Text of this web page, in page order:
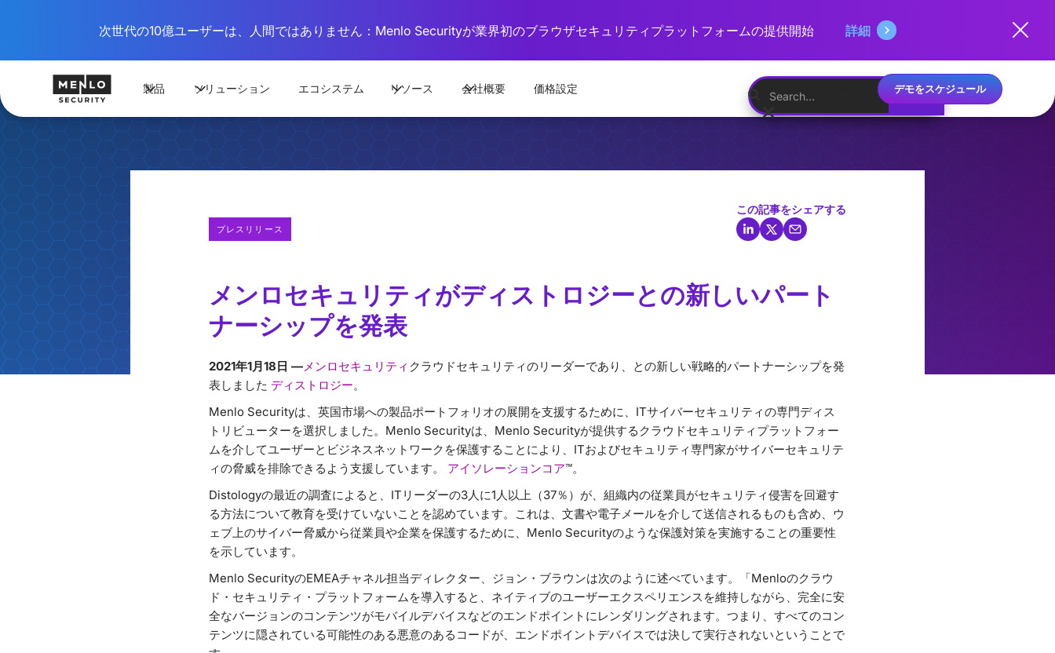
次世代の10億ユーザーは、人間ではありません：Menlo Securityが業界初のブラウザセキュリティプラットフォームの提供開始 詳細
製品 ソリューション エコシステム リソース 会社概要 価格設定 デモをスケジュール
この記事をシェアする
プレスリリース
メンロセキュリティがディストロジーとの新しいパート
ナーシップを発表
2021年1月18日 —メンロセキュリティ クラウドセキュリティのリーダーであり、との新しい戦略的パートナーシップを発
表しました ディストロジー。
Menlo Securityは、英国市場への製品ポートフォリオの展開を支援するために、ITサイバーセキュリティの専門ディス
トリビューターを選択しました。Menlo Securityは、Menlo Securityが提供するクラウドセキュリティプラットフォー
ムを介してユーザーとビジネスネットワークを保護することにより、ITおよびセキュリティ専門家がサイバーセキュリテ
ィの脅威を排除できるよう支援しています。 アイソレーションコア™。
Distologyの最近の調査によると、ITリーダーの3人に1人以上（37％）が、組織内の従業員がセキュリティ侵害を回避す
る方法について教育を受けていないことを認めています。これは、文書や電子メールを介して送信されるものも含め、ウ
ェブ上のサイバー脅威から従業員や企業を保護するために、Menlo Securityのような保護対策を実施することの重要性
を示しています。
Menlo SecurityのEMEAチャネル担当ディレクター、ジョン・ブラウンは次のように述べています。「Menloのクラウ
ド・セキュリティ・プラットフォームを導入すると、ネイティブのユーザーエクスペリエンスを維持しながら、完全に安
全なバージョンのコンテンツがモバイルデバイスなどのエンドポイントにレンダリングされます。つまり、すべてのコン
テンツに隠されている可能性のある悪意のあるコードが、エンドポイントデバイスでは決して実行されないということで